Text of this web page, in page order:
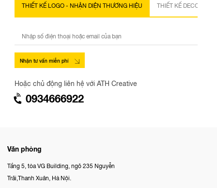
THIẾT KẾ LOGO - NHẬN DIỆN THƯƠNG HIỆU THIẾT KẾ DECOR -
Nhận tư vấn miễn phí
Hoặc chủ động liên hệ với ATH Creative
0934666922
Văn phòng
Tầng 5, tòa VG Building, ngõ 235 Nguyễn
Trãi,Thanh Xuân, Hà Nội.